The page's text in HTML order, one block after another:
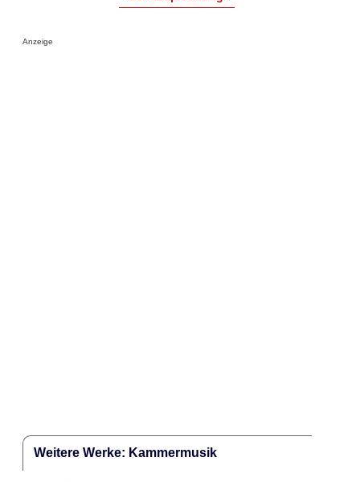
Anzeige
Weitere Werke: Kammermusik